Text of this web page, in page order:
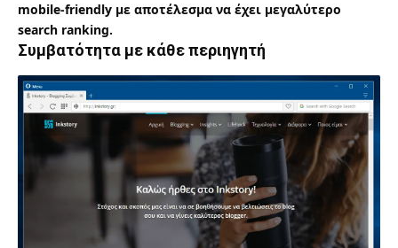
mobile-friendly με αποτέλεσμα να έχει μεγαλύτερο
search ranking.
Συμβατότητα με κάθε περιηγητή